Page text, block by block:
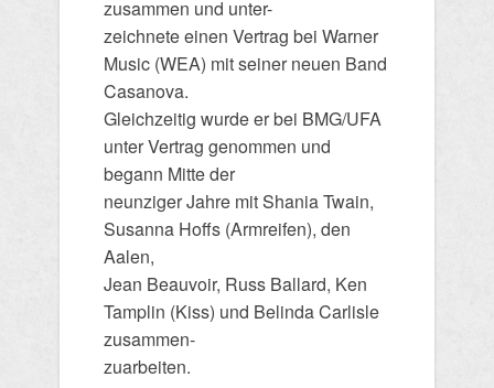
zusammen und unter-
zeichnete einen Vertrag bei Warner
Music (WEA) mit seiner neuen Band
Casanova.
Gleichzeitig wurde er bei BMG/UFA
unter Vertrag genommen und
begann Mitte der
neunziger Jahre mit Shania Twain,
Susanna Hoffs (Armreifen), den
Aalen,
Jean Beauvoir, Russ Ballard, Ken
Tamplin (Kiss) und Belinda Carlisle
zusammen-
zuarbeiten.